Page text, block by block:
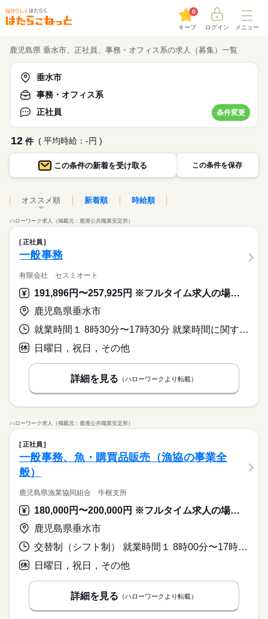
キープ
0
ログイン メニュー
鹿児島県 垂水市、正社員、事務・オフィス系の求人（募集）一覧
垂水市
事務・オフィス系
正社員
条件変更
12 件 ( 平均時給：-円 )
この条件の新着を受け取る この条件を保存
オススメ順 新着順 時給順
ハローワーク求人（掲載元：鹿屋公共職業安定所）
正社員
一般事務
有限会社 セスミオート
191,896円〜257,925円 ※フルタイム求人の場合は月額（換算額）、パート求人の場合は時間額を表示しています。
鹿児島県垂水市
就業時間１ 8時30分〜17時30分 就業時間に関する特記事項 ＊朝礼があるため、出勤時間８：２０～（時間外労働扱い）
日曜日，祝日，その他
詳細を見る （ハローワークより転載）
ハローワーク求人（掲載元：鹿屋公共職業安定所）
正社員
一般事務、魚・購買品販売（漁協の事業全
般）
鹿児島県漁業協同組合 牛根支所
180,000円〜200,000円 ※フルタイム求人の場合は月額（換算額）、パート求人の場合は時間額を表示しています。
鹿児島県垂水市
交替制（シフト制） 就業時間１ 8時00分〜17時00分 就業時間２ 8時00分〜12時00分 就業時間に関する特記事項 （２）は土曜日（職種により早出あり）
日曜日，祝日，その他
詳細を見る （ハローワークより転載）